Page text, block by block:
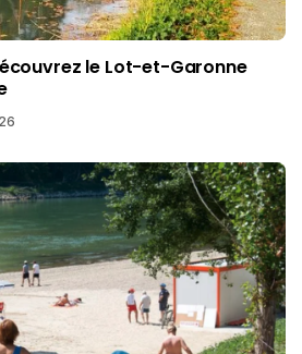
le Lot-et-Garonne